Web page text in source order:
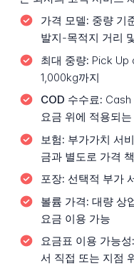
가격 모델: 중량 기
발지-목적지 거리
최대 중량: Pick Up
1,000kg까지
COD 수수료: Cash
요금 위에 적용되
보험: 부가가치 서
금과 별도로 가격
포장: 선택적 부가
볼륨 가격: 대량 상
요금 이용 가능
요금표 이용 가능성:
서 직접 또는 지점